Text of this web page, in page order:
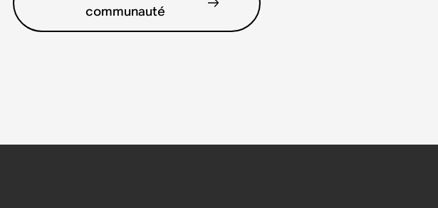
communauté